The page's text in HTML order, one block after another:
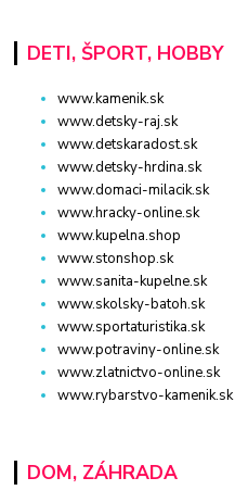
DETI, ŠPORT, HOBBY
www.kamenik.sk
www.detsky-raj.sk
www.detskaradost.sk
www.detsky-hrdina.sk
www.domaci-milacik.sk
www.hracky-online.sk
www.kupelna.shop
www.stonshop.sk
www.sanita-kupelne.sk
www.skolsky-batoh.sk
www.sportaturistika.sk
www.potraviny-online.sk
www.zlatnictvo-online.sk
www.rybarstvo-kamenik.sk
DOM, ZÁHRADA